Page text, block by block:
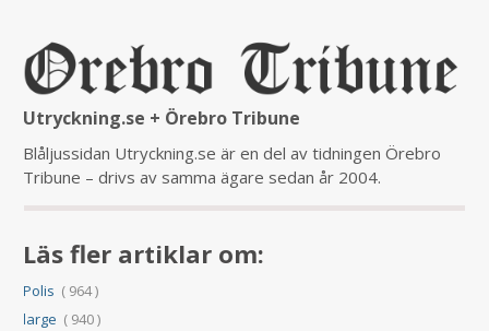
Utryckning.se + Örebro Tribune
Blåljussidan Utryckning.se är en del av tidningen Örebro
Tribune – drivs av samma ägare sedan år 2004.
Läs fler artiklar om:
Polis ( 964 )
large ( 940 )